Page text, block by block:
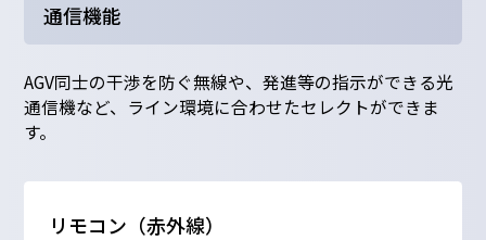
通信機能
AGV同士の干渉を防ぐ無線や、発進等の指示ができる光
通信機など、ライン環境に合わせたセレクトができま
す。
リモコン（赤外線）